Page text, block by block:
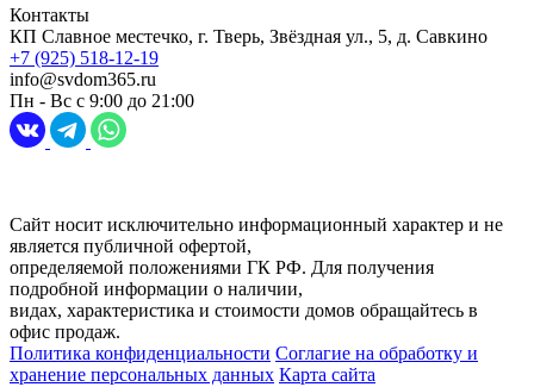
Контакты
КП Славное местечко, г. Тверь, Звёздная ул., 5, д. Савкино
+7 (925) 518-12-19
info@svdom365.ru
Пн - Вс с 9:00 до 21:00
Сайт носит исключительно информационный характер и не
является публичной офертой,
определяемой положениями ГК РФ. Для получения
подробной информации о наличии,
видах, характеристика и стоимости домов обращайтесь в
офис продаж.
Политика конфиденциальности Соглагие на обработку и
хранение персональных данных Карта сайта